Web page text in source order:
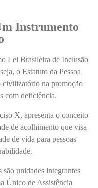
Instrumento
Lei Brasileira de Inclusão
o Estatuto da Pessoa
civilizatório na promoção
com deficiência.
X, apresenta o conceito
de acolhimento que visa
de vida para pessoas
unidades integrantes
Único de Assistência